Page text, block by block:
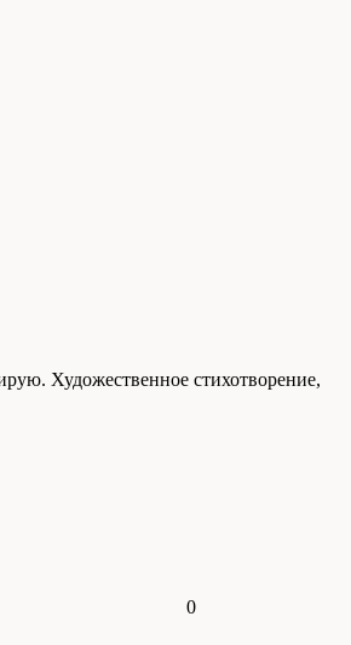
Художественное стихотворение,
0